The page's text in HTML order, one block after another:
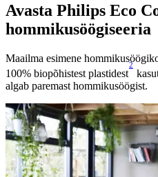
Avasta Philips Eco
hommikusöögiseeria
Maailma esimene
100% biopõhistest plastidest
2
algab paremast hommikusöögist.